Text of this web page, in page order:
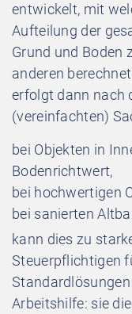
entwickelt, mit
Aufteilung der
Grund und Boden
anderen
erfolgt dann nach
(vereinfachten)
bei Objekten in
Bodenrichtwert,
bei hochwertigen
bei sanierten
kann dies zu
Steuerpflichtigen
Arbeitshilfe: sie